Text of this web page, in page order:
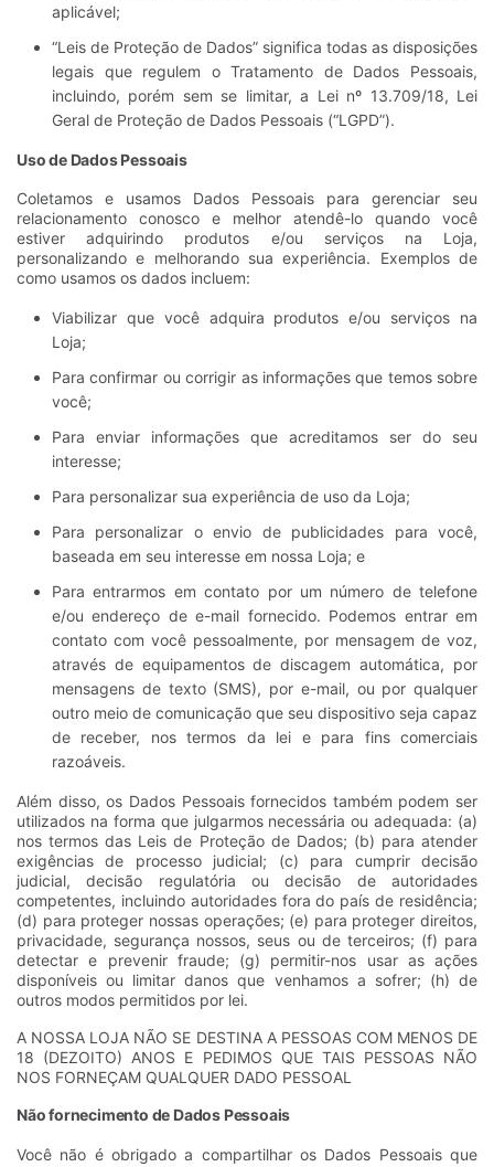
aplicável;
“Leis de Proteção de Dados” significa todas as disposições
legais que regulem o Tratamento de Dados Pessoais,
incluindo, porém sem se limitar, a Lei nº 13.709/18, Lei
Geral de Proteção de Dados Pessoais (“LGPD”).
Uso de Dados Pessoais
Coletamos e usamos Dados Pessoais para gerenciar seu
relacionamento conosco e melhor atendê-lo quando você
estiver adquirindo produtos e/ou serviços na Loja,
personalizando e melhorando sua experiência. Exemplos de
como usamos os dados incluem:
Viabilizar que você adquira produtos e/ou serviços na
Loja;
Para confirmar ou corrigir as informações que temos sobre
você;
Para enviar informações que acreditamos ser do seu
interesse;
Para personalizar sua experiência de uso da Loja;
Para personalizar o envio de publicidades para você,
baseada em seu interesse em nossa Loja; e
Para entrarmos em contato por um número de telefone
e/ou endereço de e-mail fornecido. Podemos entrar em
contato com você pessoalmente, por mensagem de voz,
através de equipamentos de discagem automática, por
mensagens de texto (SMS), por e-mail, ou por qualquer
outro meio de comunicação que seu dispositivo seja capaz
de receber, nos termos da lei e para fins comerciais
razoáveis.
Além disso, os Dados Pessoais fornecidos também podem ser
utilizados na forma que julgarmos necessária ou adequada: (a)
nos termos das Leis de Proteção de Dados; (b) para atender
exigências de processo judicial; (c) para cumprir decisão
judicial, decisão regulatória ou decisão de autoridades
competentes, incluindo autoridades fora do país de residência;
(d) para proteger nossas operações; (e) para proteger direitos,
privacidade, segurança nossos, seus ou de terceiros; (f) para
detectar e prevenir fraude; (g) permitir-nos usar as ações
disponíveis ou limitar danos que venhamos a sofrer; (h) de
outros modos permitidos por lei.
A NOSSA LOJA NÃO SE DESTINA A PESSOAS COM MENOS DE
18 (DEZOITO) ANOS E PEDIMOS QUE TAIS PESSOAS NÃO
NOS FORNEÇAM QUALQUER DADO PESSOAL
Não fornecimento de Dados Pessoais
Você não é obrigado a compartilhar os Dados Pessoais que